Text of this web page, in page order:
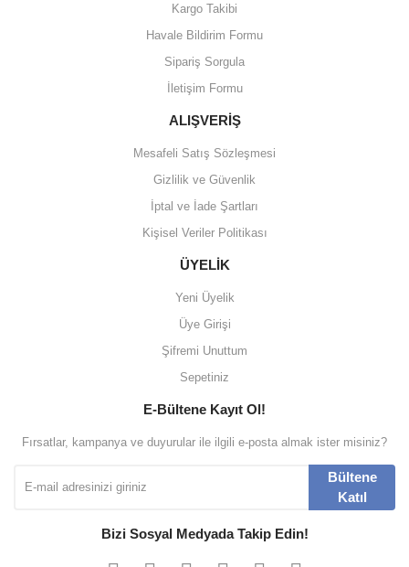
Kargo Takibi
Havale Bildirim Formu
Sipariş Sorgula
İletişim Formu
ALIŞVERİŞ
Mesafeli Satış Sözleşmesi
Gizlilik ve Güvenlik
İptal ve İade Şartları
Kişisel Veriler Politikası
ÜYELİK
Yeni Üyelik
Üye Girişi
Şifremi Unuttum
Sepetiniz
E-Bültene Kayıt Ol!
Fırsatlar, kampanya ve duyurular ile ilgili e-posta almak ister misiniz?
Bültene
Katıl
Bizi Sosyal Medyada Takip Edin!